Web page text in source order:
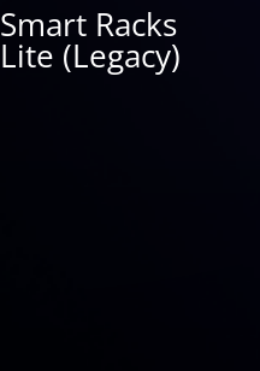
Smart Racks
Lite (Legacy)